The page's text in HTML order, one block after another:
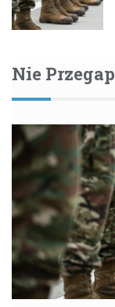
Nie Przegap